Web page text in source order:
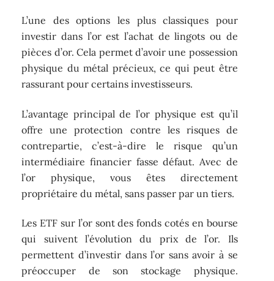
L’une des options les plus classiques pour
investir dans l’or est l’achat de lingots ou de
pièces d’or. Cela permet d’avoir une possession
physique du métal précieux, ce qui peut être
rassurant pour certains investisseurs.
L’avantage principal de l’or physique est qu’il
offre une protection contre les risques de
contrepartie, c’est-à-dire le risque qu’un
intermédiaire financier fasse défaut. Avec de
l’or physique, vous êtes directement
propriétaire du métal, sans passer par un tiers.
Les ETF sur l’or sont des fonds cotés en bourse
qui suivent l’évolution du prix de l’or. Ils
permettent d’investir dans l’or sans avoir à se
préoccuper de son stockage physique.